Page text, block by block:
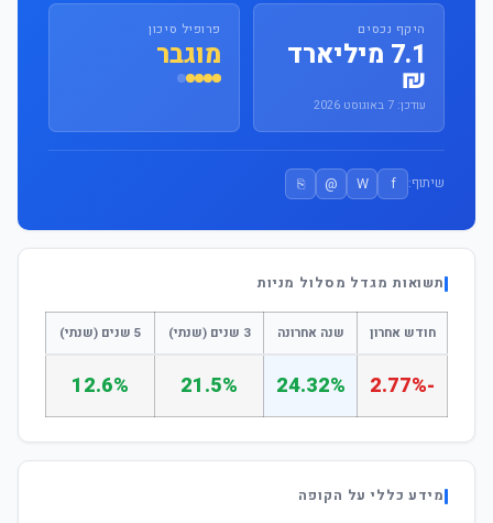
היקף נכסים
7.1 מיליארד
₪
עודכן: 7 באוגוסט 2026
פרופיל סיכון
מוגבר
שיתוף: f
W
@
⎘
תשואות מגדל מסלול מניות
חודש אחרון שנה אחרונה 3 שנים (שנתי) 5 שנים (שנתי)
-2.77%
24.32%
21.5%
12.6%
מידע כללי על הקופה